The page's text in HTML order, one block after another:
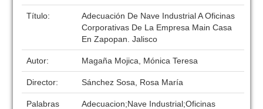
Título:
Adecuación De Nave Industrial A Oficinas
Corporativas De La Empresa Main Casa
En Zapopan. Jalisco
Autor: Magaña Mojica, Mónica Teresa
Director: Sánchez Sosa, Rosa María
Palabras
Adecuacion;Nave Industrial;Oficinas